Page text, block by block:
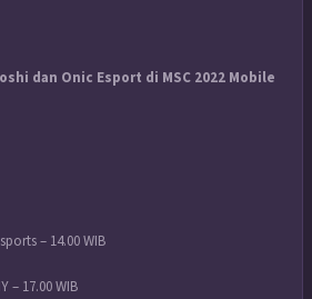
dan Onic Esport di MSC 2022 Mobile
– 14.00 WIB
– 17.00 WIB